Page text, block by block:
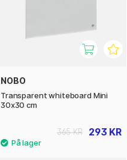
NOBO
Transparent whiteboard Mini
30x30 cm
293 KR
365 KR